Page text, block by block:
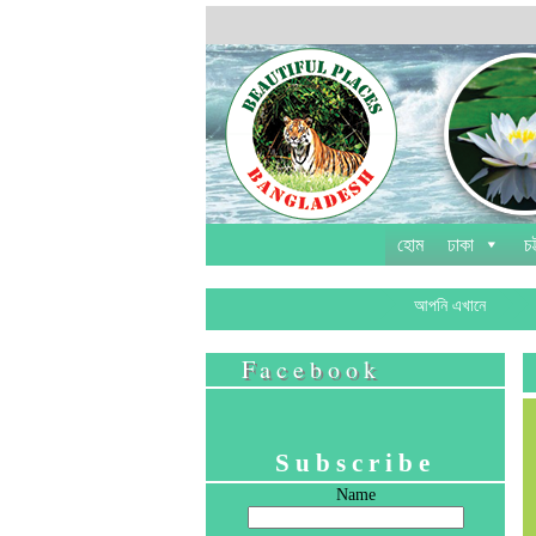
হোম ঢাকা
আপনি এখানে
Facebook
Subscribe
Name